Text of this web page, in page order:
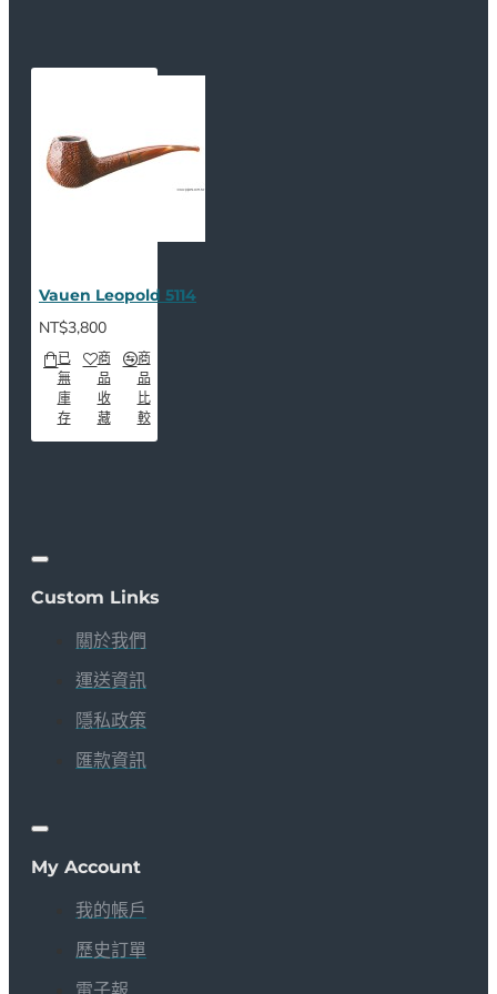
Vauen Leopold 5114
NT$3,800
已
無
庫
存
商
品
收
藏
商
品
比
較
Custom Links
關於我們
運送資訊
隱私政策
匯款資訊
My Account
我的帳戶
歷史訂單